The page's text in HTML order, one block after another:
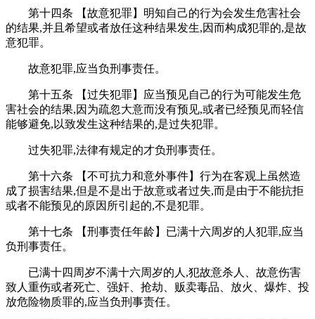
第十四条 【故意犯罪】明知自己的行为会发生危害社会
的结果,并且希望或者放任这种结果发生,因而构成犯罪的,是故
意犯罪。
故意犯罪,应当负刑事责任。
第十五条 【过失犯罪】应当预见自己的行为可能发生危
害社会的结果,因为疏忽大意而没有预见,或者已经预见而轻信
能够避免,以致发生这种结果的,是过失犯罪。
过失犯罪,法律有规定的才负刑事责任。
第十六条 【不可抗力和意外事件】行为在客观上虽然造
成了损害结果,但是不是出于故意或者过失,而是由于不能抗拒
或者不能预见的原因所引起的,不是犯罪。
第十七条 【刑事责任年龄】已满十六周岁的人犯罪,应当
负刑事责任。
已满十四周岁不满十六周岁的人,犯故意杀人、故意伤害
致人重伤或者死亡、强奸、抢劫、贩卖毒品、放火、爆炸、投
放危险物质罪的,应当负刑事责任。